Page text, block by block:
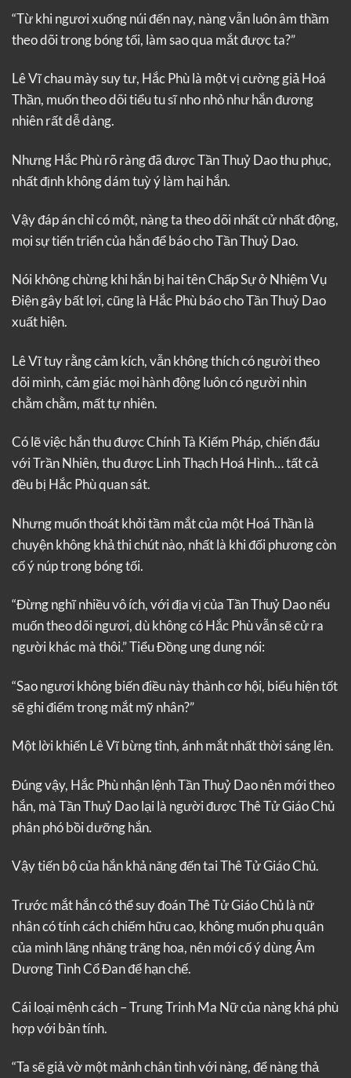
“Từ khi ngươi xuống núi đến nay, nàng vẫn luôn âm thầm
theo dõi trong bóng tối, làm sao qua mắt được ta?”
Lê Vĩ chau mày suy tư, Hắc Phù là một vị cường giả Hoá
Thần, muốn theo dõi tiểu tu sĩ nho nhỏ như hắn đương
nhiên rất dễ dàng.
Nhưng Hắc Phù rõ ràng đã được Tần Thuỷ Dao thu phục,
nhất định không dám tuỳ ý làm hại hắn.
Vậy đáp án chỉ có một, nàng ta theo dõi nhất cử nhất động,
mọi sự tiến triển của hắn để báo cho Tần Thuỷ Dao.
Nói không chừng khi hắn bị hai tên Chấp Sự ở Nhiệm Vụ
Điện gây bất lợi, cũng là Hắc Phù báo cho Tần Thuỷ Dao
xuất hiện.
Lê Vĩ tuy rằng cảm kích, vẫn không thích có người theo
dõi mình, cảm giác mọi hành động luôn có người nhìn
chằm chằm, mất tự nhiên.
Có lẽ việc hắn thu được Chính Tà Kiếm Pháp, chiến đấu
với Trần Nhiên, thu được Linh Thạch Hoá Hình… tất cả
đều bị Hắc Phù quan sát.
Nhưng muốn thoát khỏi tầm mắt của một Hoá Thần là
chuyện không khả thi chút nào, nhất là khi đối phương còn
cố ý núp trong bóng tối.
“Đừng nghĩ nhiều vô ích, với địa vị của Tần Thuỷ Dao nếu
muốn theo dõi ngươi, dù không có Hắc Phù vẫn sẽ cử ra
người khác mà thôi.” Tiểu Đồng ung dung nói:
“Sao ngươi không biến điều này thành cơ hội, biểu hiện tốt
sẽ ghi điểm trong mắt mỹ nhân?”
Một lời khiến Lê Vĩ bừng tỉnh, ánh mắt nhất thời sáng lên.
Đúng vậy, Hắc Phù nhận lệnh Tần Thuỷ Dao nên mới theo
hắn, mà Tần Thuỷ Dao lại là người được Thê Tử Giáo Chủ
phân phó bồi dưỡng hắn.
Vậy tiến bộ của hắn khả năng đến tai Thê Tử Giáo Chủ.
Trước mắt hắn có thể suy đoán Thê Tử Giáo Chủ là nữ
nhân có tính cách chiếm hữu cao, không muốn phu quân
của mình lăng nhăng trăng hoa, nên mới cố ý dùng Âm
Dương Tình Cổ Đan để hạn chế.
Cái loại mệnh cách – Trung Trinh Ma Nữ của nàng khá phù
hợp với bản tính.
“Ta sẽ giả vờ một mảnh chân tình với nàng, để nàng thả